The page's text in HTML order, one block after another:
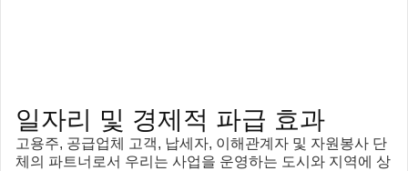
일자리 및 경제적 파급 효과
고용주, 공급업체 고객, 납세자, 이해관계자 및 자원봉사 단
체의 파트너로서 우리는 사업을 운영하는 도시와 지역에 상